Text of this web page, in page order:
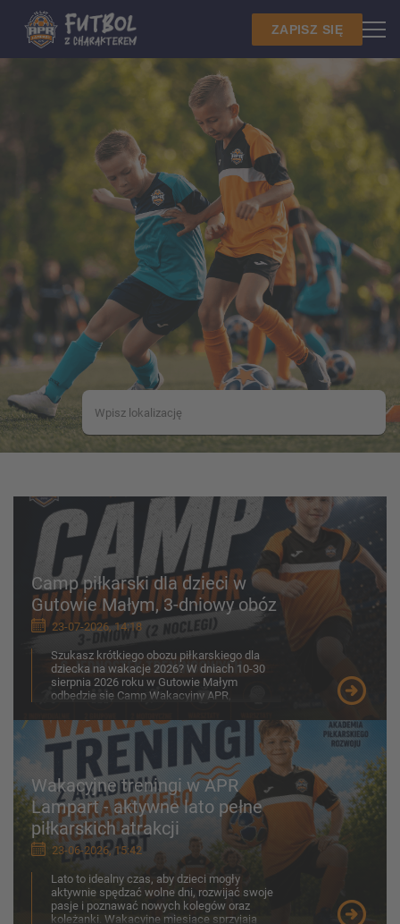
ZAPISZ SIĘ
Camp piłkarski dla dzieci w
Gutowie Małym, 3-dniowy obóz
23-07-2026, 14:18
Szukasz krótkiego obozu piłkarskiego dla
dziecka na wakacje 2026? W dniach 10-30
sierpnia 2026 roku w Gutowie Małym
odbędzie się Camp Wakacyjny APR,
Wakacyjne treningi w APR
Lampart - aktywne lato pełne
piłkarskich atrakcji
23-06-2026, 15:42
Lato to idealny czas, aby dzieci mogły
aktywnie spędzać wolne dni, rozwijać swoje
pasje i poznawać nowych kolegów oraz
koleżanki. Wakacyjne miesiące sprzyjają